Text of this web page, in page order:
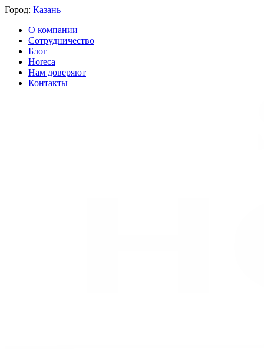
Город: Казань
О компании
Сотрудничество
Блог
Horeca
Нам доверяют
Контакты